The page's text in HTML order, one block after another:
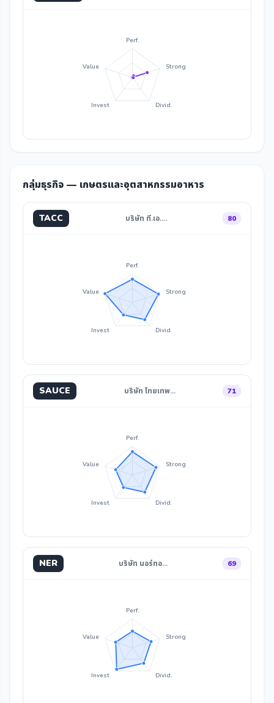
Perf.
Strong
Divid.
Invest
Value
กลุ่มธุรกิจ — เกษตรและอุตสาหกรรมอาหาร
TACC บริษัท ที.เอ.… 80
Perf.
Strong
Divid.
Invest
Value
SAUCE บริษัท ไทยเทพ… 71
Perf.
Strong
Divid.
Invest
Value
NER บริษัท นอร์ทอ… 69
Perf.
Strong
Divid.
Invest
Value